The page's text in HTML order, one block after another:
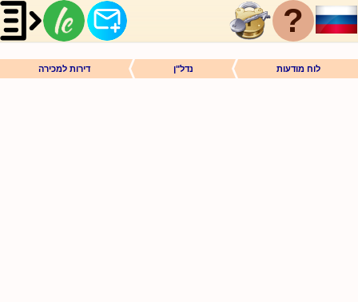
?
לוח מודעות נדל"ן דירות למכירה